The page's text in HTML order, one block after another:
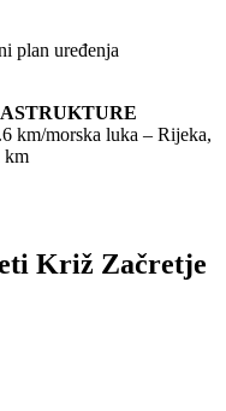
plan uređenja
km/morska luka – Rijeka,
km
Križ Začretje